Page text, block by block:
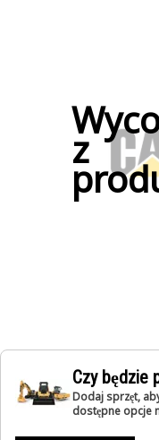
z
Czy będzie
Dodaj sprzęt,
dostępne opcje